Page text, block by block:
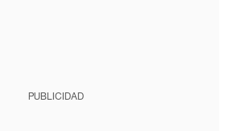
PUBLICIDAD